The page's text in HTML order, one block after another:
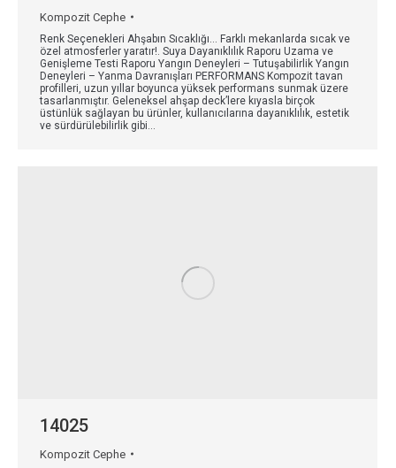
Kompozit Cephe
Renk Seçenekleri Ahşabın Sıcaklığı… Farklı mekanlarda sıcak ve
özel atmosferler yaratır!. Suya Dayanıklılık Raporu Uzama ve
Genişleme Testi Raporu Yangın Deneyleri – Tutuşabilirlik Yangın
Deneyleri – Yanma Davranışları PERFORMANS Kompozit tavan
profilleri, uzun yıllar boyunca yüksek performans sunmak üzere
tasarlanmıştır. Geleneksel ahşap deck’lere kıyasla birçok
üstünlük sağlayan bu ürünler, kullanıcılarına dayanıklılık, estetik
ve sürdürülebilirlik gibi…
14025
Kompozit Cephe